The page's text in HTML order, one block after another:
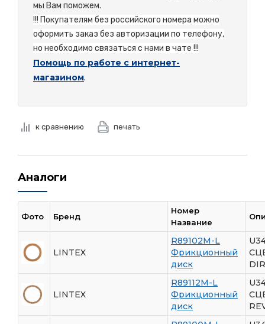
мы Вам поможем.
!!! Покупателям без российского номера можно
оформить заказ без авторизации по телефону,
но необходимо связаться с нами в чате !!!
Помощь по работе с интернет-
магазином.
к сравнению печать
Аналоги
Фото Бренд
Номер
Название
LINTEX
R89102M-L
Фрикционный
диск
LINTEX
R89112M-L
Фрикционный
диск